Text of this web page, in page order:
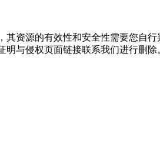
资源的有效性和安全性需要您自
与侵权页面链接联系我们进行删除